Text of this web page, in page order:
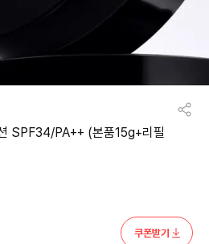
SPF34/PA++ (본품15g+리필
쿠폰받기